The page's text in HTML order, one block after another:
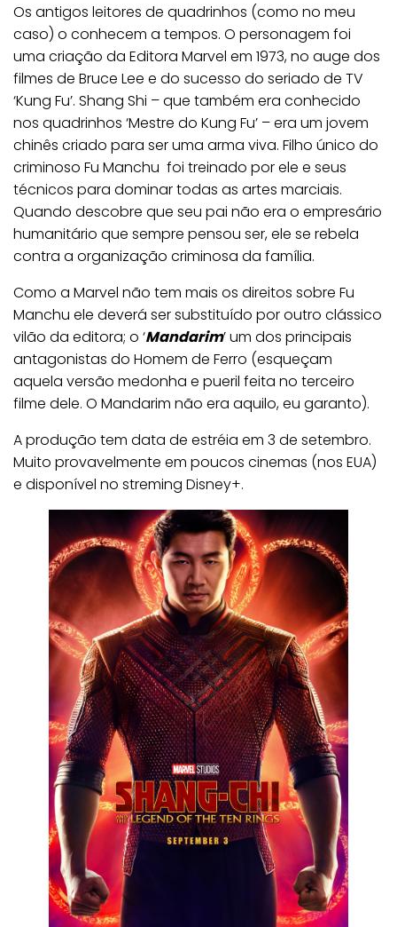
Os antigos leitores de quadrinhos (como no meu
caso) o conhecem a tempos. O personagem foi
uma criação da Editora Marvel em 1973, no auge dos
filmes de Bruce Lee e do sucesso do seriado de TV
‘Kung Fu’. Shang Shi – que também era conhecido
nos quadrinhos ‘Mestre do Kung Fu’ – era um jovem
chinês criado para ser uma arma viva. Filho único do
criminoso Fu Manchu foi treinado por ele e seus
técnicos para dominar todas as artes marciais.
Quando descobre que seu pai não era o empresário
humanitário que sempre pensou ser, ele se rebela
contra a organização criminosa da família.
Como a Marvel não tem mais os direitos sobre Fu
Manchu ele deverá ser substituído por outro clássico
vilão da editora; o ‘Mandarim’ um dos principais
antagonistas do Homem de Ferro (esqueçam
aquela versão medonha e pueril feita no terceiro
filme dele. O Mandarim não era aquilo, eu garanto).
A produção tem data de estréia em 3 de setembro.
Muito provavelmente em poucos cinemas (nos EUA)
e disponível no streming Disney+.